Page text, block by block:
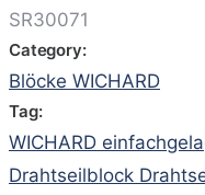
SR30071
Category:
Blöcke WICHARD
Tag:
WICHARD
Drahtseilblock